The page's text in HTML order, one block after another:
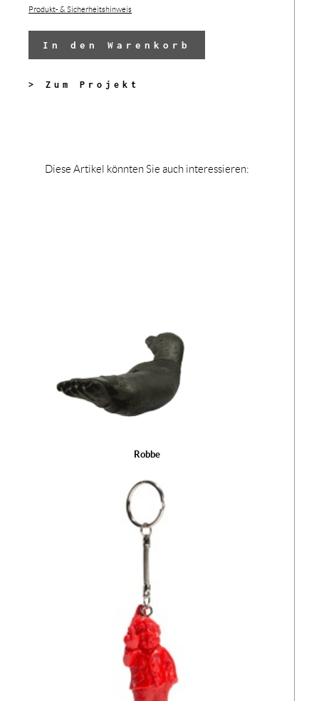
Produkt- & Sicherheitshinweis
In den Warenkorb
> Zum Projekt
Diese Artikel könnten Sie auch interessieren:
Robbe